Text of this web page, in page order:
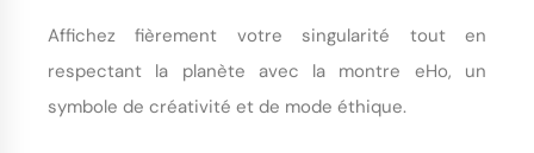
Affichez fièrement votre singularité tout en
respectant la planète avec la montre eHo, un
symbole de créativité et de mode éthique.